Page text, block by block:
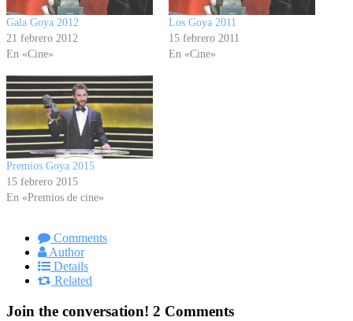
Gala Goya 2012
21 febrero 2012
En «Cine»
Los Goya 2011
15 febrero 2011
En «Cine»
Premios Goya 2015
15 febrero 2015
En «Premios de cine»
Comments
Author
Details
Related
Join the conversation! 2 Comments